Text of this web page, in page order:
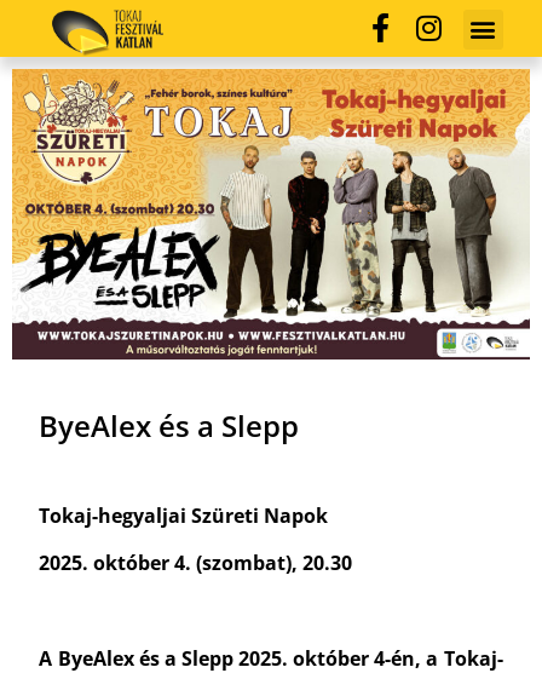
ByeAlex és a Slepp
Tokaj-hegyaljai Szüreti Napok
2025. október 4. (szombat), 20.30
A ByeAlex és a Slepp 2025. október 4-én, a Tokaj-